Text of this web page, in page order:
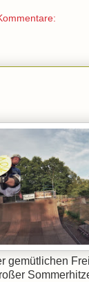
gemütlichen